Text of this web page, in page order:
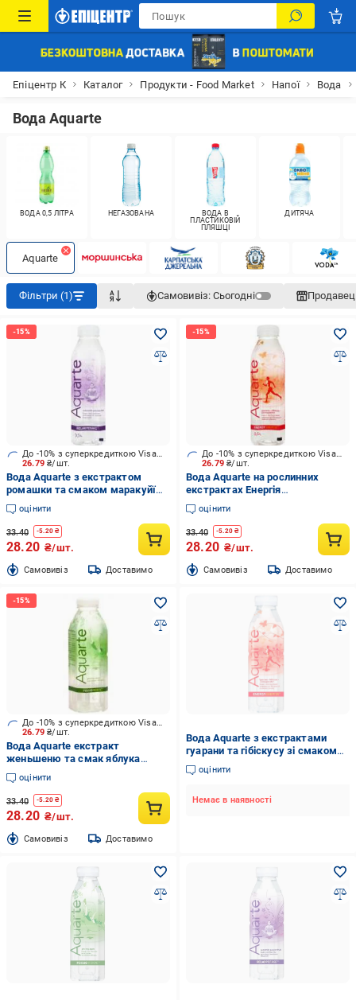
Епіцентр К Каталог Продукти - Food Market Напої Вода
Вода Aquarte
ВОДА 0,5 ЛІТРА НЕГАЗОВАНА
ВОДА В
ПЛАСТИКОВІЙ
ПЛЯШЦІ
ДИТЯЧА
Aquarte
Фільтри (1) Самовивіз: Сьогодні
26.79₴/шт.
До -10% з суперкредиткою Visa Вигода
Вода Aquarte з екстрактом
ромашки та смаком маракуйї
Релакс (4820003686959)
негазована 0,5 л
оцінити
33.40 -5.20 ₴
28.20 ₴/шт.
Cамовивіз Доставимо
26.79₴/шт.
До -10% з суперкредиткою Visa Вигода
Вода Aquarte на рослинних
екстрактах Енергія
(4820003686935) негазована 0,5
л
оцінити
33.40 -5.20₴
28.20 ₴/шт.
Cамовивіз Доставимо
26.79₴/шт.
До -10% з суперкредиткою Visa Вигода
Вода Aquarte екстракт
женьшеню та смак яблука
Фокус негазована 0,5 л
оцінити
33.40 -5.20 ₴
28.20 ₴/шт.
Cамовивіз Доставимо
Вода Aquarte з екстрактами
гуарани та гібіскусу зі смаком
гранату 500 мл
оцінити
Немає в наявності